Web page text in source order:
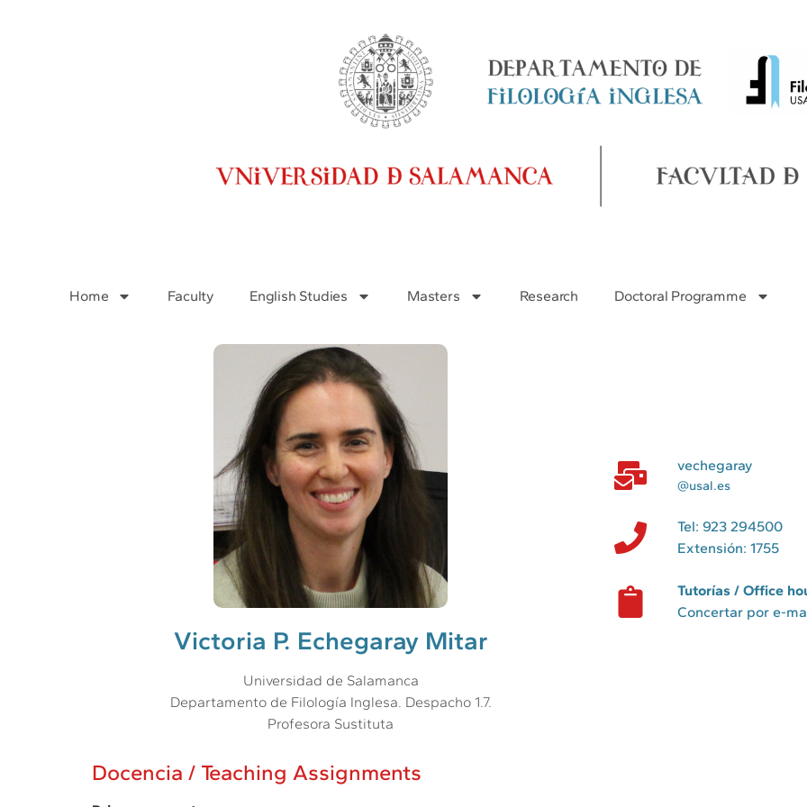
Home Faculty English Studies Masters Research Doctoral Programme
Victoria P. Echegaray Mitar
Universidad de Salamanca
Departamento de Filología Inglesa. Despacho 1.7.
Profesora Sustituta
vechegaray
@usal.es
Tel: 923 294500
Extensión: 1755
Tutorías / Office
Concertar por e-
Docencia / Teaching Assignments